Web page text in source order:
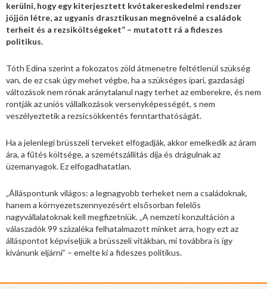
kerülni, hogy egy kiterjesztett kvótakereskedelmi rendszer
jöjjön létre, az ugyanis drasztikusan megnövelné a családok
terheit és a rezsiköltségeket” – mutatott rá a fideszes
politikus.
Tóth Edina szerint a fokozatos zöld átmenetre feltétlenül szükség
van, de ez csak úgy mehet végbe, ha a szükséges ipari, gazdasági
változások nem rónak aránytalanul nagy terhet az emberekre, és nem
rontják az uniós vállalkozások versenyképességét, s nem
veszélyeztetik a rezsicsökkentés fenntarthatóságát.
Ha a jelenlegi brüsszeli terveket elfogadják, akkor emelkedik az áram
ára, a fűtés költsége, a szemétszállítás díja és drágulnak az
üzemanyagok. Ez elfogadhatatlan.
„Álláspontunk világos: a legnagyobb terheket nem a családoknak,
hanem a környezetszennyezésért elsősorban felelős
nagyvállalatoknak kell megfizetniük. „A nemzeti konzultáción a
válaszadók 99 százaléka felhatalmazott minket arra, hogy ezt az
álláspontot képviseljük a brüsszeli vitákban, mi továbbra is így
kívánunk eljárni” – emelte ki a fideszes politikus.